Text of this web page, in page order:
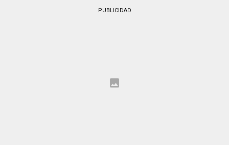
PUBLICIDAD